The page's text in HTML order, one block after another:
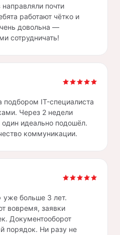
почти
работают чётко и
довольна —
сотрудничать!
подбором IT-специалиста
Через 2 недели
один идеально подошёл.
коммуникации.
уже больше 3 лет.
вовремя, заявки
Документооборот
порядок. Ни разу не